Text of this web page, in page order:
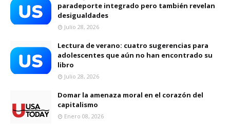
paradeporte integrado pero también revelan
desigualdades
Julio 28, 2026
Lectura de verano: cuatro sugerencias para
adolescentes que aún no han encontrado su
libro
Julio 28, 2026
Domar la amenaza moral en el corazón del
capitalismo
Enero 08, 2026